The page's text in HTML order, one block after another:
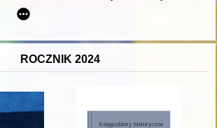
ROCZNIK 2024